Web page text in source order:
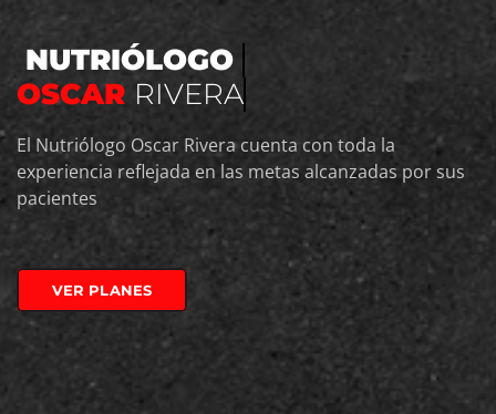
NUTRIÓLOGO
OSCAR RIVERA
El Nutriólogo Oscar Rivera cuenta con toda la
experiencia reflejada en las metas alcanzadas por sus
pacientes
VER PLANES